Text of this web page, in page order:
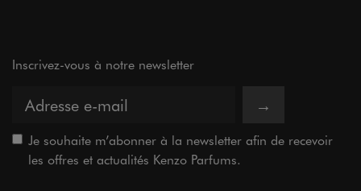
Inscrivez-vous à notre newsletter
→
Je souhaite m’abonner à la newsletter afin de recevoir
les offres et actualités Kenzo Parfums.